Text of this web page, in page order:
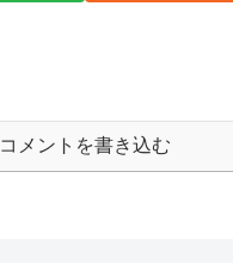
コメントを書き込む